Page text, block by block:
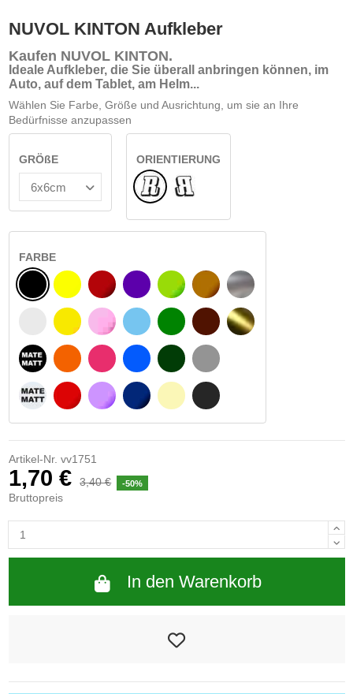
NUVOL KINTON Aufkleber
Kaufen NUVOL KINTON.
Ideale Aufkleber, die Sie überall anbringen können, im
Auto, auf dem Tablet, am Helm...
Wählen Sie Farbe, Größe und Ausrichtung, um sie an Ihre
Bedürfnisse anzupassen
GRÖßE
ORIENTIERUNG
NormaleUmgedreht
FARBE
SCHWARZ
WEIß
MATTSCHWARZ
MATTWEIß
GELB
GELBES SIGNAL
ORANGE
ROT
BURGUND
ROSE
FUCHSIA
LILA
VIOLETT
HELLBLAU
BLAU
DUNKELBLAU
HELLGRÜN
GRÜN
DUNKELGRÜN
BEIGE
HASELNUSS
DUNKELBRAUN
HELLGRAU
DUNKELGRAU
SILBER
GOLD
Artikel-Nr. vv1751
1,70 € 3,40 € -50%
Bruttopreis
In den Warenkorb